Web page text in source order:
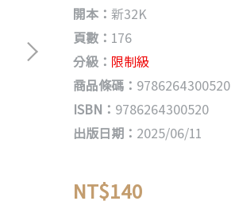
開本： 新32K
頁數： 176
分級： 限制級
商品條碼： 9786264300520
ISBN： 9786264300520
出版日期： 2025/06/11
NT$140